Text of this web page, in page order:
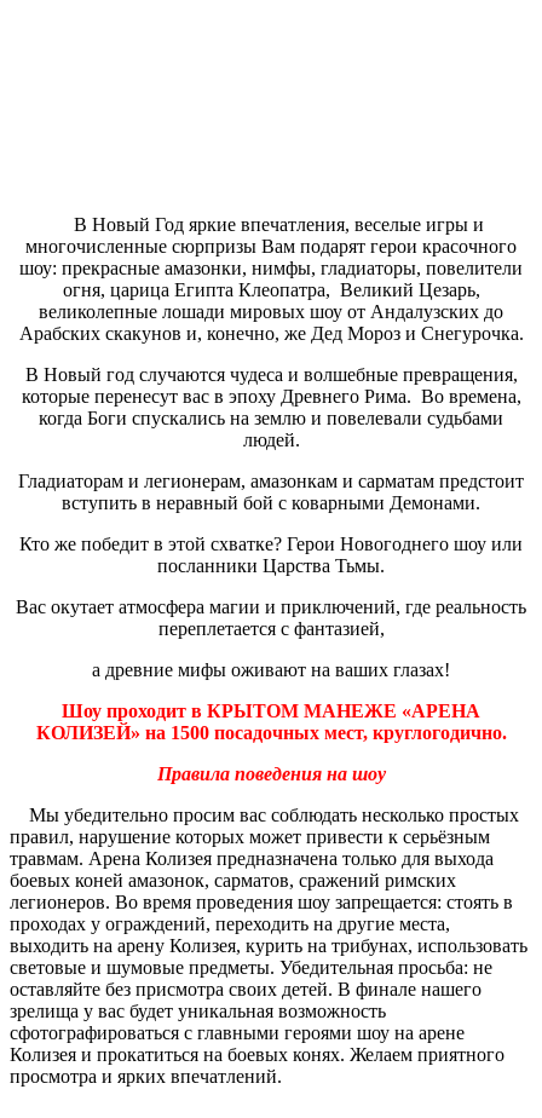
В Новый Год яркие впечатления, веселые игры и
многочисленные сюрпризы Вам подарят герои красочного
шоу: прекрасные амазонки, нимфы, гладиаторы, повелители
огня, царица Египта Клеопатра, Великий Цезарь,
великолепные лошади мировых шоу от Андалузских до
Арабских скакунов и, конечно, же Дед Мороз и Снегурочка.
В Новый год случаются чудеса и волшебные превращения,
которые перенесут вас в эпоху Древнего Рима. Во времена,
когда Боги спускались на землю и повелевали судьбами
людей.
Гладиаторам и легионерам, амазонкам и сарматам предстоит
вступить в неравный бой с коварными Демонами.
Кто же победит в этой схватке? Герои Новогоднего шоу или
посланники Царства Тьмы.
Вас окутает атмосфера магии и приключений, где реальность
переплетается с фантазией,
а древние мифы оживают на ваших глазах!
Шоу проходит в КРЫТОМ МАНЕЖЕ «АРЕНА
КОЛИЗЕЙ» на 1500 посадочных мест, круглогодично.
Правила поведения на шоу
Мы убедительно просим вас соблюдать несколько простых
правил, нарушение которых может привести к серьёзным
травмам. Арена Колизея предназначена только для выхода
боевых коней амазонок, сарматов, сражений римских
легионеров. Во время проведения шоу запрещается: стоять в
проходах у ограждений, переходить на другие места,
выходить на арену Колизея, курить на трибунах, использовать
световые и шумовые предметы. Убедительная просьба: не
оставляйте без присмотра своих детей. В финале нашего
зрелища у вас будет уникальная возможность
сфотографироваться с главными героями шоу на арене
Колизея и прокатиться на боевых конях. Желаем приятного
просмотра и ярких впечатлений.